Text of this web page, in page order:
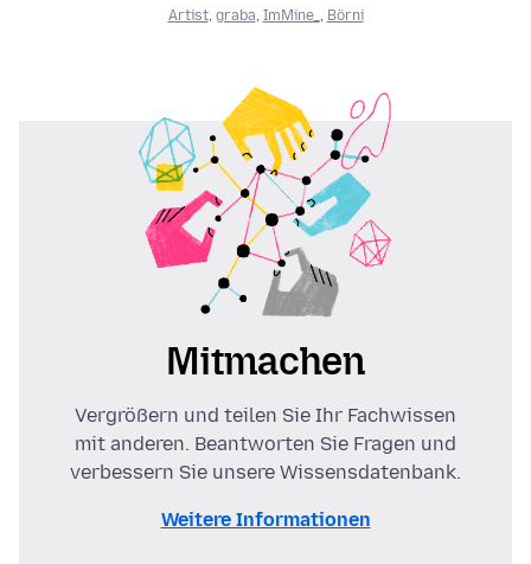
Artist, graba, ImMine_ , Börni
Mitmachen
Vergrößern und teilen Sie Ihr Fachwissen
mit anderen. Beantworten Sie Fragen und
verbessern Sie unsere Wissensdatenbank.
Weitere Informationen